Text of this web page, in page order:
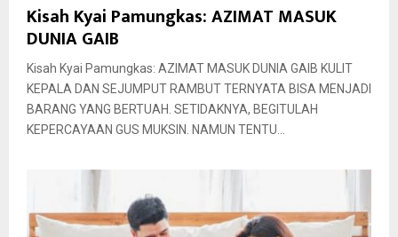
Kisah Kyai Pamungkas: AZIMAT MASUK
DUNIA GAIB
Kisah Kyai Pamungkas: AZIMAT MASUK DUNIA GAIB KULIT
KEPALA DAN SEJUMPUT RAMBUT TERNYATA BISA MENJADI
BARANG YANG BERTUAH. SETIDAKNYA, BEGITULAH
KEPERCAYAAN GUS MUKSIN. NAMUN TENTU...